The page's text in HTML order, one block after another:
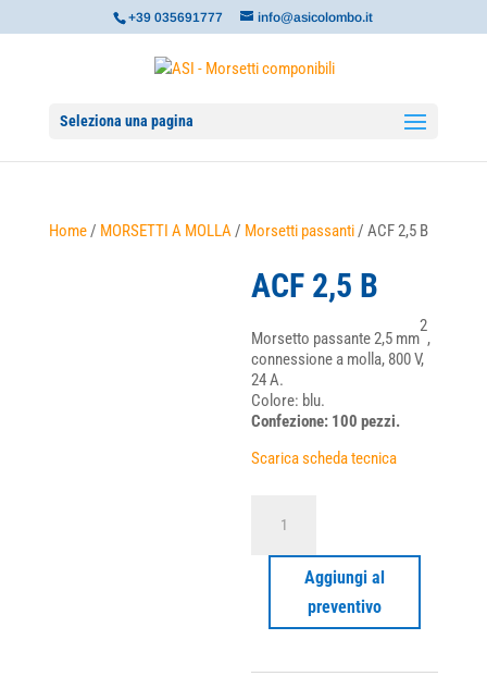
+39 035691777 info@asicolombo.it
Seleziona una pagina
Home/ MORSETTI A MOLLA/ Morsetti passanti/ ACF 2,5 B
ACF 2,5 B
Morsetto passante 2,5 mm
2
,
connessione a molla, 800 V,
24 A.
Colore: blu.
Confezione: 100 pezzi.
Scarica scheda tecnica
Aggiungi al
preventivo